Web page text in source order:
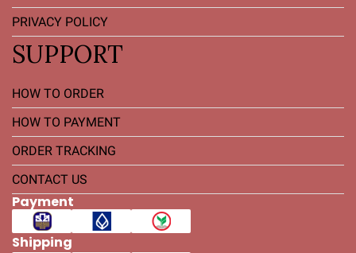
PRIVACY POLICY
SUPPORT
HOW TO ORDER
HOW TO PAYMENT
ORDER TRACKING
CONTACT US
Payment
Shipping